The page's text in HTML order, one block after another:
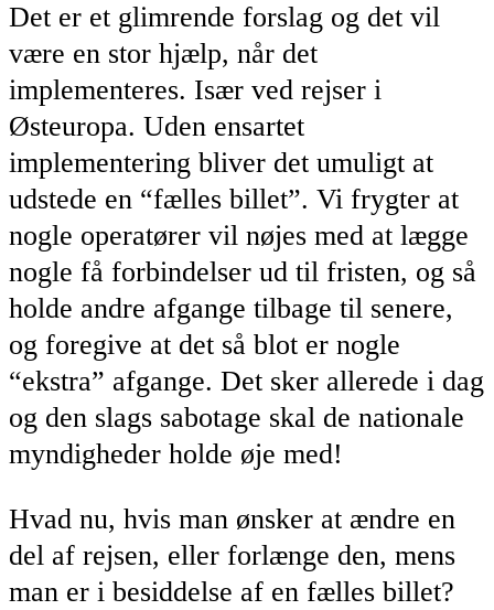
Det er et glimrende forslag og det vil
være en stor hjælp, når det
implementeres. Især ved rejser i
Østeuropa. Uden ensartet
implementering bliver det umuligt at
udstede en “fælles billet”. Vi frygter at
nogle operatører vil nøjes med at lægge
nogle få forbindelser ud til fristen, og så
holde andre afgange tilbage til senere,
og foregive at det så blot er nogle
“ekstra” afgange. Det sker allerede i dag
og den slags sabotage skal de nationale
myndigheder holde øje med!
Hvad nu, hvis man ønsker at ændre en
del af rejsen, eller forlænge den, mens
man er i besiddelse af en fælles billet?